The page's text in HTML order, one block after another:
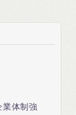
業体制強